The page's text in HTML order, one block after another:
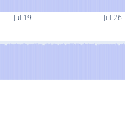
Jul 19 Jul 26